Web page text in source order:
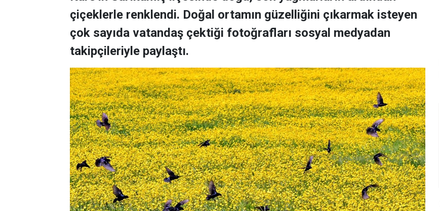
çiçeklerle renklendi. Doğal ortamın güzelliğini çıkarmak isteyen
çok sayıda vatandaş çektiği fotoğrafları sosyal medyadan
takipçileriyle paylaştı.